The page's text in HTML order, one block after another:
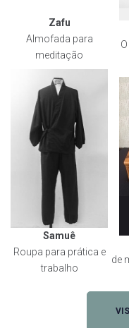
Zafu
Almofada para
meditação
Samuê
Roupa para prática e
trabalho
de